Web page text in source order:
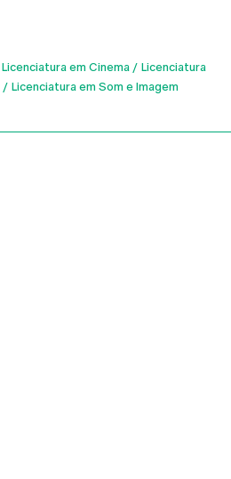
Licenciatura em Cinema
Licenciatura
Licenciatura em Som e Imagem